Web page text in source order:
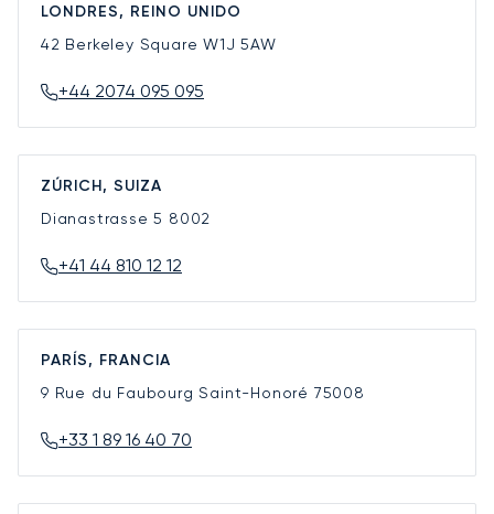
LONDRES, REINO UNIDO
42 Berkeley SquareW1J 5AW
+44 2074 095 095
ZÚRICH, SUIZA
Dianastrasse 5 8002
+41 44 810 12 12
PARÍS, FRANCIA
9 Rue du Faubourg Saint-Honoré 75008
+33 1 89 16 40 70